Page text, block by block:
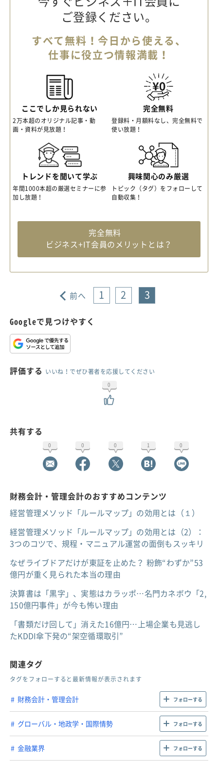
ご登録ください。
すべて無料！今日から使える、
仕事に役立つ情報満載！
ここでしか見られない
2万本超のオリジナル記事・動
画・資料が見放題！
完全無料
登録料・月額料なし、完全無料で
使い放題！
トレンドを聞いて学ぶ
年間1000本超の厳選セミナーに参
加し放題！
興味関心のみ厳選
トピック（タグ）をフォローして
自動収集！
完全無料
ビジネス+IT会員のメリットとは？
前へ 1 2 3
Googleで見つけやすく
評価する いいね！でぜひ著者を応援してください
0
共有する
0 0 0 1 0
財務会計・管理会計のおすすめコンテンツ
経営管理メソッド「ルールマップ」の効用とは（１）
経営管理メソッド「ルールマップ」の効用とは（2）：
3つのコツで、規程・マニュアル運営の面倒もスッキリ
なぜライブドアだけが東証を止めた？ 粉飾“わずか”53
億円が重く見られた本当の理由
決算書は「黒字」、実態はカラッポ…名門カネボウ「2,
150億円事件」が今も怖い理由
「書類だけ回して」消えた16億円…上場企業も見逃し
たKDDI傘下発の“架空循環取引”
関連タグ
タグをフォローすると最新情報が表示されます
財務会計・管理会計 フォローする
グローバル・地政学・国際情勢 フォローする
金融業界 フォローする